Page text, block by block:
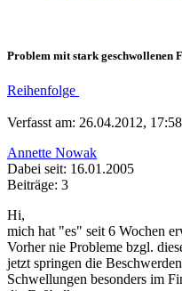
Problem mit stark geschwollenen
Reihenfolge
Verfasst am: 26.04.2012, 17:58
Annette Nowak
Dabei seit: 16.01.2005
Beiträge: 3
Hi,
mich hat "es" seit 6 Wochen
Vorher nie Probleme bzgl.
jetzt springen die
Schwellungen besonders im